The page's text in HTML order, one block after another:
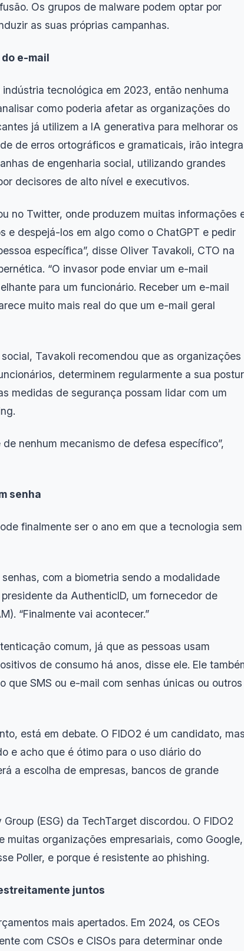
Os grupos de malware podem optar por
as suas próprias campanhas.
e-mail
tecnológica em 2023, então nenhuma
como poderia afetar as organizações do
já utilizem a IA generativa para melhorar os
de erros ortográficos e gramaticais, irão
de engenharia social, utilizando grandes
decisores de alto nível e executivos.
no Twitter, onde produzem muitas informações
e despejá-los em algo como o ChatGPT e pedir
específica”, disse Oliver Tavakoli, CTO na
“O invasor pode enviar um e-mail
para um funcionário. Receber um e-mail
muito mais real do que um e-mail geral
Tavakoli recomendou que as organizações
determinem regularmente a sua
medidas de segurança possam lidar com um
nenhum mecanismo de defesa específico”,
senha
finalmente ser o ano em que a tecnologia sem
com a biometria sendo a modalidade
da AuthenticID, um fornecedor de
“Finalmente vai acontecer.”
comum, já que as pessoas usam
de consumo há anos, disse ele. Ele
que SMS ou e-mail com senhas únicas ou outros
está em debate. O FIDO2 é um candidato,
e acho que é ótimo para o uso diário do
a escolha de empresas, bancos de grande
(ESG) da TechTarget discordou. O FIDO2
organizações empresariais, como Google,
Poller, e porque é resistente ao phishing.
juntos
mais apertados. Em 2024, os CEOs
com CSOs e CISOs para determinar onde